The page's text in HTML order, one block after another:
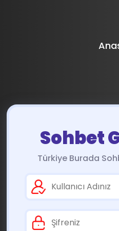
Sohbet
Türkiye Burada